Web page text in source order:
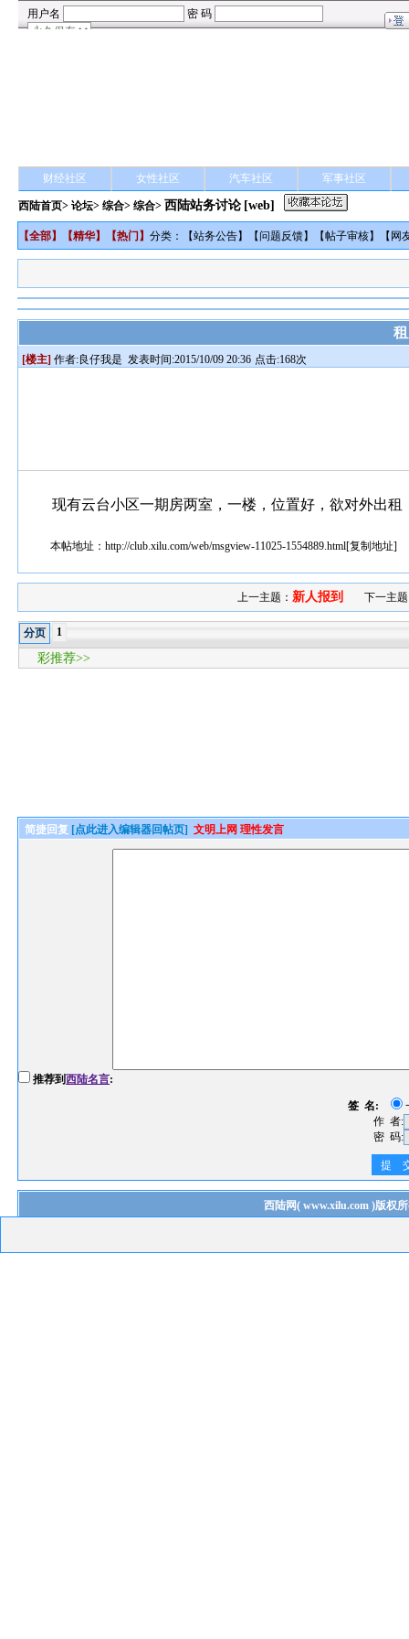
财经社区 女性社区 汽车社区 军事社区
西陆首页>论坛>综合> 综合> 西陆站务讨论 [web]
【全部】【精华】【热门 】分类：【站务公告】【问题反馈】【帖子审核】【 网
[楼主] 作者:良仔我是 发表时间:2015/10/09 20:36 点击:168次
现有云台小区一期房两室，一楼，位置好，欲对外出租
本帖地址：http://club.xilu.com/web/msgview-11025-1554889.html[复制地址]
上一主题： 新人报到 下一主
分页 1
彩推荐>>
简捷回复 [点此进入编辑器回帖页] 文明上网 理性发言
推荐到西陆名言:
签 名:
作 者:
密 码:
提
西陆网( www.xilu.com)版权